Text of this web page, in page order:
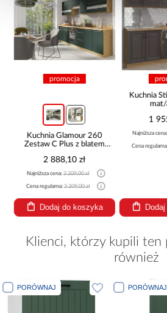
promocja
Kuchnia Glamour 260
Zestaw C Plus z blatem
2 888,10 zł
Najniższa cena:3 209,00 zł
Cena regularna:3 209,00 zł
Dodaj do koszyka
Kuchnia
mat/
1
Najniższa
Cena
Klienci, którzy kupili ten
również
PORÓWNAJ PORÓWNAJ